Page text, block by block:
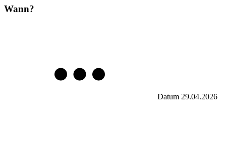
Wann?
Datum 29.04.2026